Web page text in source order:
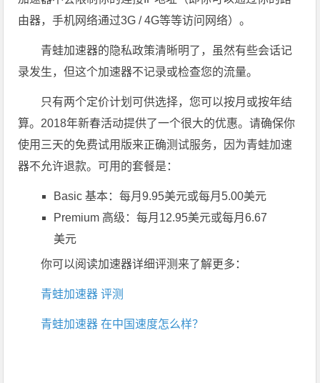
由器，手机网络通过3G / 4G等等访问网络）。
青蛙加速器的隐私政策清晰明了，虽然有些会话记
录发生，但这个加速器不记录或检查您的流量。
只有两个定价计划可供选择，您可以按月或按年结
算。2018年新春活动提供了一个很大的优惠。请确保你
使用三天的免费试用版来正确测试服务，因为青蛙加速
器不允许退款。可用的套餐是：
Basic 基本：每月9.95美元或每月5.00美元
Premium 高级：每月12.95美元或每月6.67
美元
你可以阅读加速器详细评测来了解更多：
青蛙加速器 评测
青蛙加速器 在中国速度怎么样？